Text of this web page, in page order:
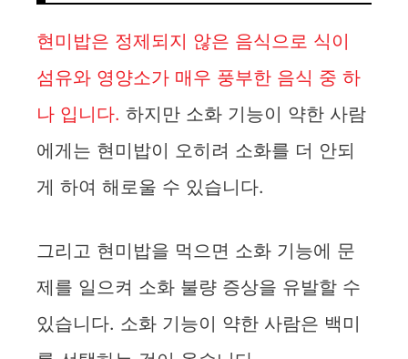
현미밥은 정제되지 않은 음식으로 식이
섬유와 영양소가 매우 풍부한 음식 중 하
나 입니다. 하지만 소화 기능이 약한 사람
에게는 현미밥이 오히려 소화를 더 안되
게 하여 해로울 수 있습니다.
그리고 현미밥을 먹으면 소화 기능에 문
제를 일으켜 소화 불량 증상을 유발할 수
있습니다. 소화 기능이 약한 사람은 백미